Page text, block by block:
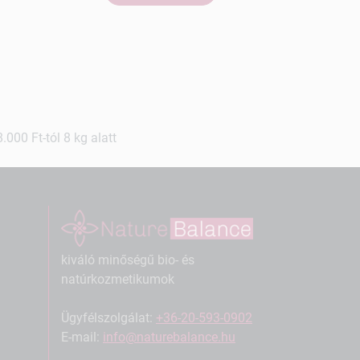
Ft-tól 8 kg alatt
kiváló minőségű bio- és
natúrkozmetikumok
Ügyfélszolgálat: +36-20-593-0902
E-mail: info@naturebalance.hu